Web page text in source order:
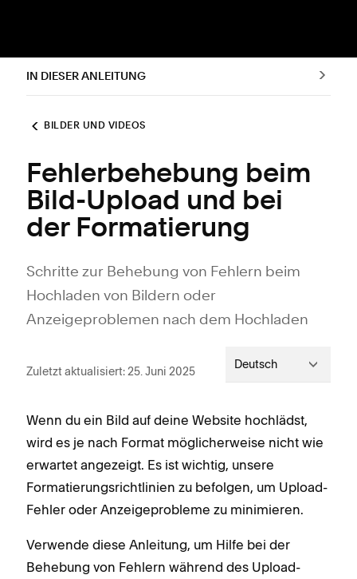
IN DIESER ANLEITUNG
BILDER UND VIDEOS
Fehlerbehebung beim
Bild-Upload und bei
der Formatierung
Schritte zur Behebung von Fehlern beim
Hochladen von Bildern oder
Anzeigeproblemen nach dem Hochladen
Zuletzt aktualisiert: 25. Juni 2025 Deutsch
Wenn du ein Bild auf deine Website hochlädst,
wird es je nach Format möglicherweise nicht wie
erwartet angezeigt. Es ist wichtig, unsere
Formatierungsrichtlinien zu befolgen, um Upload-
Fehler oder Anzeigeprobleme zu minimieren.
Verwende diese Anleitung, um Hilfe bei der
Behebung von Fehlern während des Upload-